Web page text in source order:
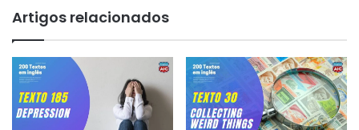
Artigos relacionados